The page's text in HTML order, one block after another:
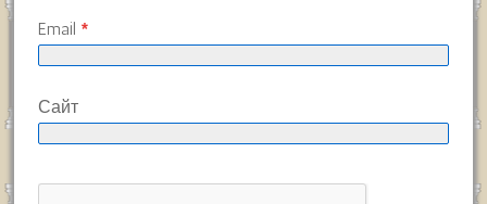
Email *
Сайт